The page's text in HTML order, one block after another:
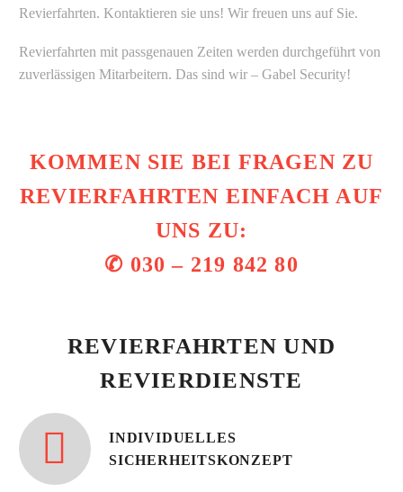
Revierfahrten. Kontaktieren sie uns! Wir freuen uns auf Sie.
Revierfahrten mit passgenauen Zeiten werden durchgeführt von
zuverlässigen Mitarbeitern. Das sind wir – Gabel Security!
KOMMEN SIE BEI FRAGEN ZU
REVIERFAHRTEN EINFACH AUF
UNS ZU:
✆ 030 – 219 842 80
REVIERFAHRTEN UND
REVIERDIENSTE


INDIVIDUELLES
SICHERHEITSKONZEPT